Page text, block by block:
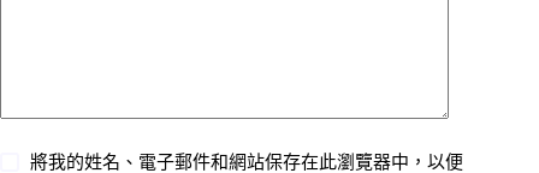
將我的姓名、電子郵件和網站保存在此瀏覽器中，以便